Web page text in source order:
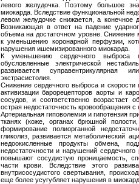
левого желудочка. Поэтому большое
миокарда. Вследствие функциональной
левом желудочке снижается, а конечное
Возникающая в ответ на падение
объема на достаточном уровне. Снижение
к уменьшению коронарной перфузии,
нарушения ишемизированного миокарда.
К уменьшению сердечного выброса
обусловленные электрической
развивается суправентрикулярная
экстрасистолия.
Снижение сердечного выброса и
активизации барорецепторов аорты и
сосудов, и соответственно возрастает
острая недостаточность кровообращения с
Артериальная гиповолемия и гипотензия
тканях (коже, органах брюшной
формирование полиорганной
гликолиз, развивается метаболический
недоокисленные продукты обмена,
недостаточности и нарушений
повышают сосудистую проницаемость,
части крови. Вследствие этого
внутрисосудистого свертывания,
еще более усугубляет нарушения в